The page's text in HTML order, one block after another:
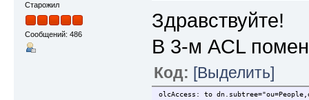
Старожил
Сообщений: 486
Здравствуйте!
В 3-м ACL
Код: [Выделить]
olcAccess: to